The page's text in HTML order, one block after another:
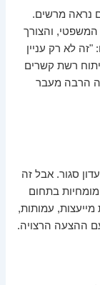
נראה מרשים.
והצורך
לא רק עניין
רשת קשרים
הרבה מעבר
סגור. אבל זה
בתחום
מייעצות, עמותות,
ההצעה הרצויה.